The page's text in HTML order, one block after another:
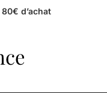
80€ d’achat